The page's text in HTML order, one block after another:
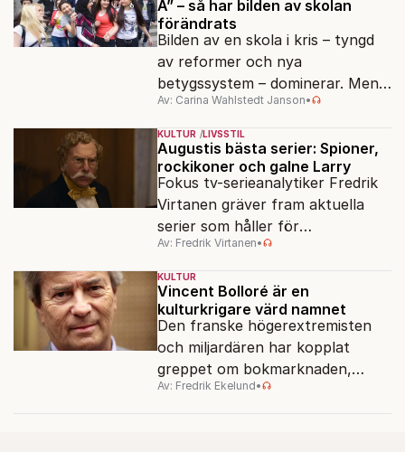
A” – så har bilden av skolan
förändrats
Bilden av en skola i kris – tyngd
av reformer och nya
betygssystem – dominerar. Men
vem äger berättelsen om skolan?
Av: Carina Wahlstedt Janson•
KULTUR LIVSSTIL
Augustis bästa serier: Spioner,
rockikoner och galne Larry
Fokus tv-serieanalytiker Fredrik
Virtanen gräver fram aktuella
serier som håller för
augustisoffan – när
sensommarmörkret smyger sig
på och tv-utbudet blir din bästa
vän.
Av: Fredrik Virtanen•
KULTUR
Vincent Bolloré är en
kulturkrigare värd namnet
Den franske högerextremisten
och miljardären har kopplat
greppet om bokmarknaden,
filmbolag, tv- och radiokanaler.
Av: Fredrik Ekelund•